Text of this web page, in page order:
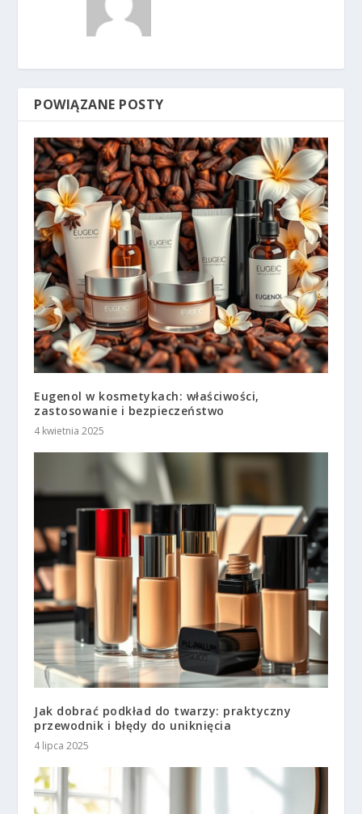
POWIĄZANE POSTY
Eugenol w kosmetykach: właściwości,
zastosowanie i bezpieczeństwo
4 kwietnia 2025
Jak dobrać podkład do twarzy: praktyczny
przewodnik i błędy do uniknięcia
4 lipca 2025